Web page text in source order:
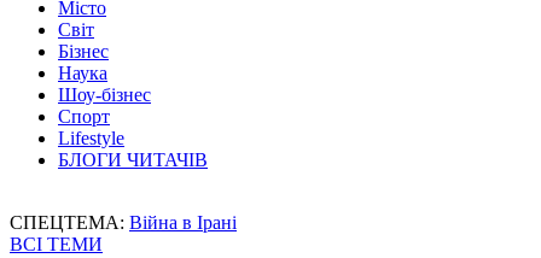
Місто
Світ
Бізнес
Наука
Шоу-бізнес
Спорт
Lifestyle
БЛОГИ ЧИТАЧІВ
СПЕЦТЕМА: Війна в Ірані
ВСІ ТЕМИ